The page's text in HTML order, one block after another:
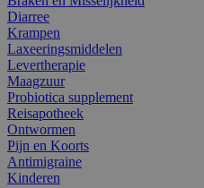
Diarree
Krampen
Laxeeringsmiddelen
Levertherapie
Maagzuur
Probiotica supplement
Reisapotheek
Ontwormen
Pijn en Koorts
Antimigraine
Kinderen